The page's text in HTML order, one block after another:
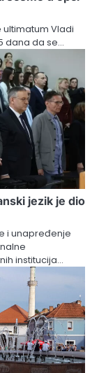
ultimatum Vladi
dana da se…
jezik je dio
i unapređenje
institucija…